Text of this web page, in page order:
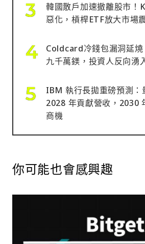
韓國散戶加速撤離股市！
惡化，槓桿ETF放大市場
Coldcard冷錢包漏洞延
九千萬鎂，投資人反向湧
IBM 執行長拋重磅預測：
2028 年貢獻營收，2030
商機
你可能也會感興趣